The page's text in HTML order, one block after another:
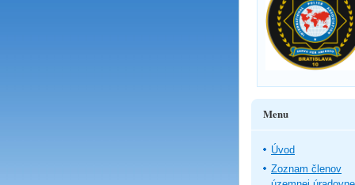
Menu
Úvod
Zoznam členov